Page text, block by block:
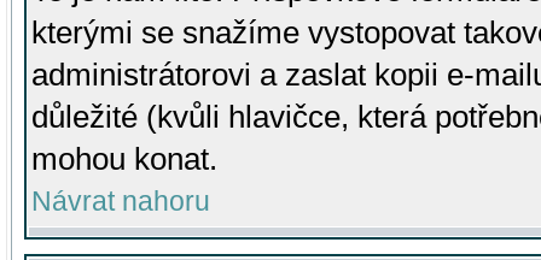
kterými se snažíme vystopovat
administrátorovi a zaslat kopii e-
důležité (kvůli hlavičce, která
mohou konat.
Návrat nahoru